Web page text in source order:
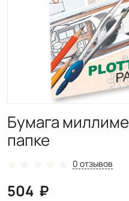
Бумага
папке
0 отзывов
504